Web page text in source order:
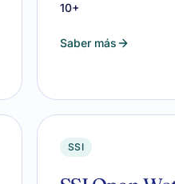
10+
Saber más
SSI